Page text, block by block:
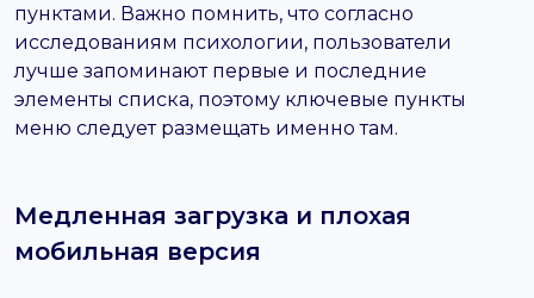
пунктами. Важно помнить, что согласно
исследованиям психологии, пользователи
лучше запоминают первые и последние
элементы списка, поэтому ключевые пункты
меню следует размещать именно там.
Медленная загрузка и плохая
мобильная версия